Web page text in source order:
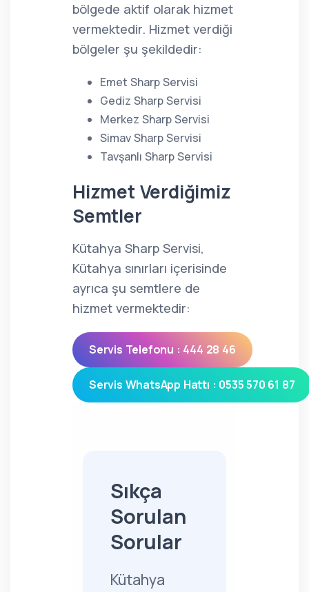
bölgede aktif olarak hizmet
vermektedir. Hizmet verdiği
bölgeler şu şekildedir:
Emet Sharp Servisi
Gediz Sharp Servisi
Merkez Sharp Servisi
Simav Sharp Servisi
Tavşanlı Sharp Servisi
Hizmet Verdiğimiz
Semtler
Kütahya Sharp Servisi,
Kütahya sınırları içerisinde
ayrıca şu semtlere de
hizmet vermektedir:
Servis Telefonu : 444 28 46
Servis WhatsApp Hattı : 0535 570 61 87
Sıkça
Sorulan
Sorular
Kütahya